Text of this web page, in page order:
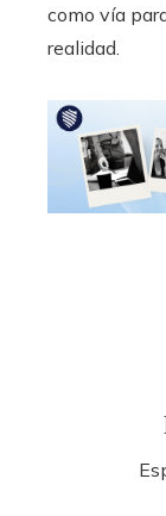
como vía
realidad.